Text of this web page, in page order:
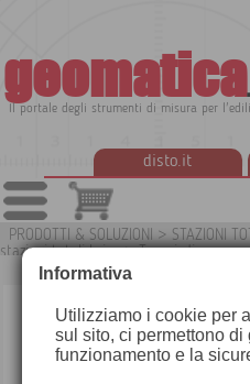
geomatica
Il portale degli strumenti di misura per
disto.it
PRODOTTI & SOLUZIONI > STAZIONI
stazioni totali Leica>Treppiedi
Informativa
Utilizziamo i cookie per
sul sito, ci permettono di
funzionamento e la